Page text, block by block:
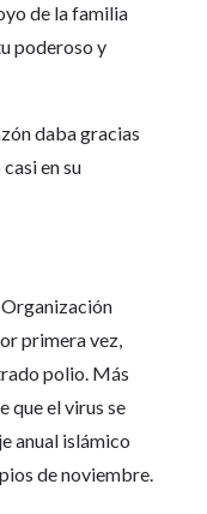
de la familia
poderoso y
daba gracias
en su
Organización
primera vez,
polio. Más
que el virus se
anual islámico
de noviembre.